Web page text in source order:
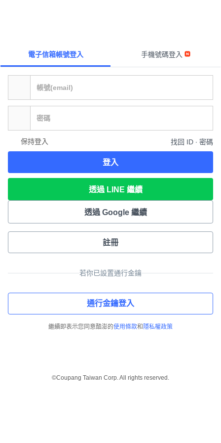
電子信箱帳號登入 手機號碼登入
保持登入 找回 ID ∙ 密碼
登入
透過 LINE 繼續
透過 Google 繼續
註冊
若你已設置通行金鑰
通行金鑰登入
繼續即表示您同意酷澎的使用條款和 隱私權政策
©Coupang Taiwan Corp. All rights reserved.